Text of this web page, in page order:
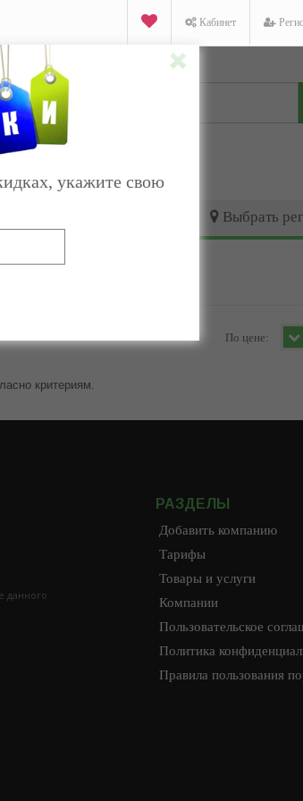
Кабинет
Выбрать
По цене:
критериям.
данного
РАЗДЕЛЫ
Добавить компанию
Тарифы
Товары и услуги
Компании
Пользовательское
Политика
Правила пользования
укажите свою